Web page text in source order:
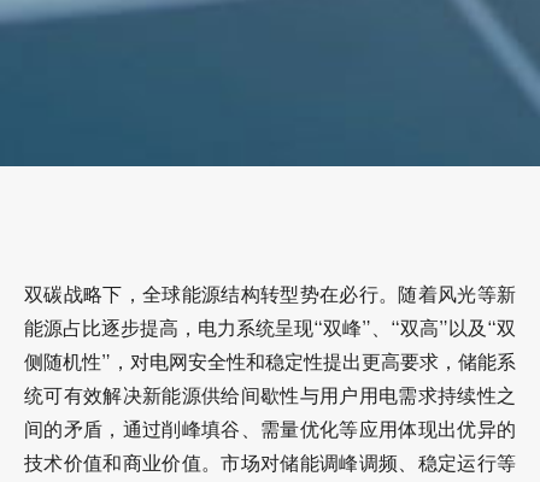
双碳战略下，全球能源结构转型势在必行。随着风光等新
能源占比逐步提高，电力系统呈现“双峰”、“双高”以及“双
侧随机性”，对电网安全性和稳定性提出更高要求，储能系
统可有效解决新能源供给间歇性与用户用电需求持续性之
间的矛盾，通过削峰填谷、需量优化等应用体现出优异的
技术价值和商业价值。市场对储能调峰调频、稳定运行等